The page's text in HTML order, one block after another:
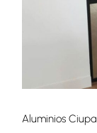
Aluminios Ciupal